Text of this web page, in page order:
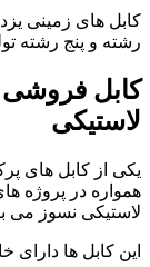
کابل های زمینی
رشته و پنج رشته
کابل فروشی
لاستیکی
یکی از کابل های
همواره در پروژه
لاستیکی نسوز می
این کابل ها دارای